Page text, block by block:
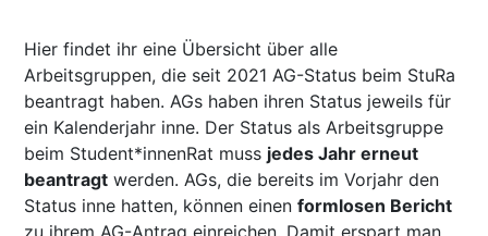
Hier findet ihr eine Übersicht über alle
Arbeitsgruppen, die seit 2021 AG-Status beim StuRa
beantragt haben. AGs haben ihren Status jeweils für
ein Kalenderjahr inne. Der Status als Arbeitsgruppe
beim Student*innenRat muss jedes Jahr erneut
beantragt werden. AGs, die bereits im Vorjahr den
Status inne hatten, können einenformlosen Bericht